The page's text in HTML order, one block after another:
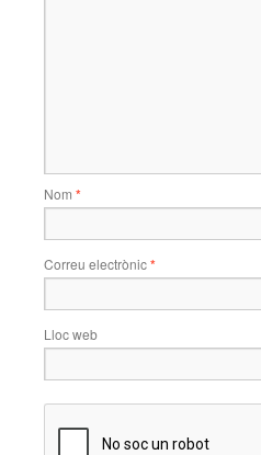
Nom *
Correu electrònic*
Lloc web